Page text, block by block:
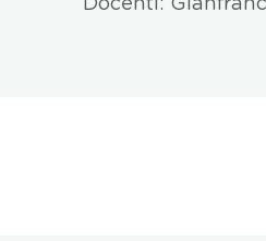
Docenti: